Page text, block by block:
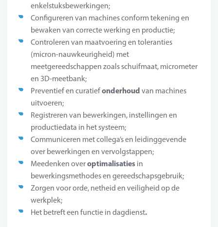
enkelstuksbewerkingen;
Configureren van machines conform tekening en
bewaken van correcte werking en productie;
Controleren van maatvoering en toleranties
(micron-nauwkeurigheid) met
meetgereedschappen zoals schuifmaat, micrometer
en 3D-meetbank;
Preventief en curatiefonderhoud van machines
uitvoeren;
Registreren van bewerkingen, instellingen en
productiedata in het systeem;
Communiceren met collega’s en leidinggevende
over bewerkingen en vervolgstappen;
Meedenken overoptimalisaties in
bewerkingsmethodes en gereedschapsgebruik;
Zorgen voor orde, netheid en veiligheid op de
werkplek;
Het betreft een functie in dagdienst.